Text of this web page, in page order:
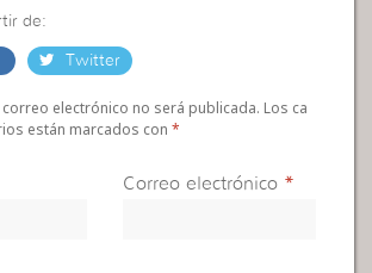
de:
Twitter
electrónico no será publicada. Los ca
están marcados con*
Correo electrónico *